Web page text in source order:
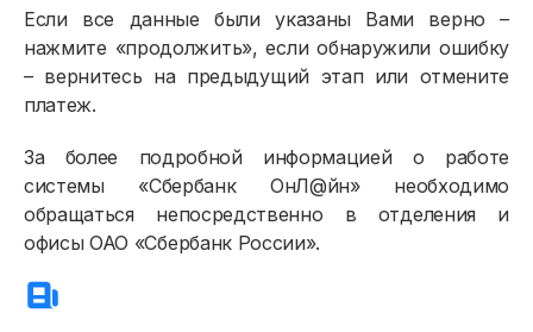
Если все данные были указаны Вами верно –
нажмите «продолжить», если обнаружили ошибку
– вернитесь на предыдущий этап или отмените
платеж.
За более подробной информацией о работе
системы «Сбербанк ОнЛ@йн» необходимо
обращаться непосредственно в отделения и
офисы ОАО «Сбербанк России».